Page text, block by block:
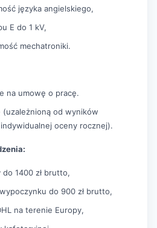
języka angielskiego,
E do 1 kV,
mechatroniki.
na umowę o pracę.
od wyników
oceny rocznej).
1400 zł brutto,
do 900 zł brutto,
na terenie Europy,